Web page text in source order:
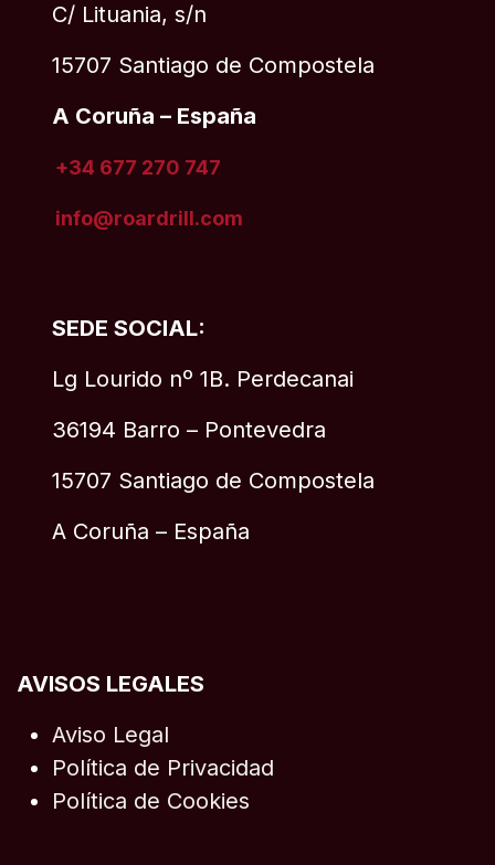
SEDE SOCIAL:
Lg Lourido nº 1B. Perdecanai
36194 Barro – Pontevedra
15707 Santiago de Compostela
A Coruña – España
C/ Lituania, s/n
15707 Santiago de Compostela
A Coruña – España
+34 677 270 747
info@roardrill.com
AVISOS LEGALES
Aviso Legal
Política de Privacidad
Política de Cookies